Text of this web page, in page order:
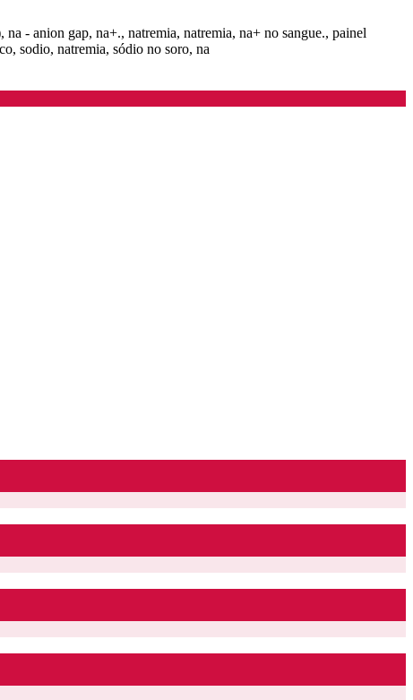
- anion gap, na+., natremia, natremia, na+ no sangue., painel
sodio, natremia, sódio no soro, na